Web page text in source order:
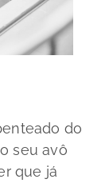
do
seu avô
que já